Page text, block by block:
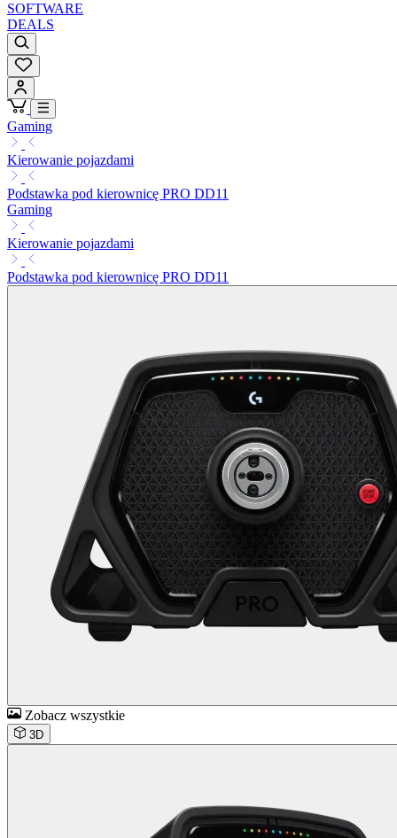
SOFTWARE
DEALS
Gaming
Kierowanie pojazdami
Podstawka pod kierownicę PRO DD11
Gaming
Kierowanie pojazdami
Podstawka pod kierownicę PRO DD11
Zobacz wszystkie
3D